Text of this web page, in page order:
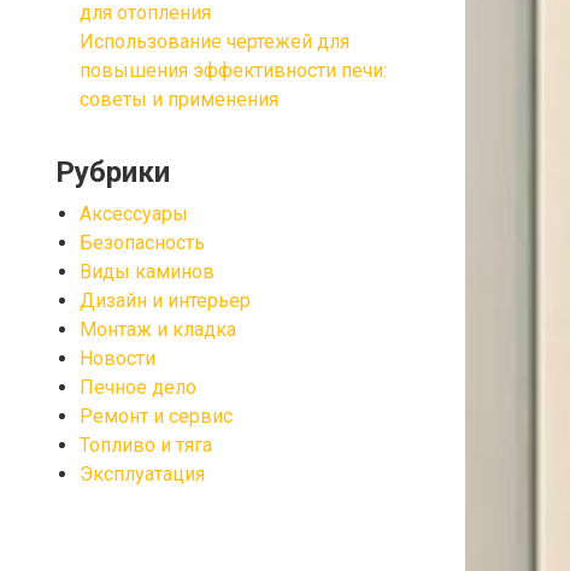
для отопления
Использование чертежей для
повышения эффективности печи:
советы и применения
Рубрики
Аксессуары
Безопасность
Виды каминов
Дизайн и интерьер
Монтаж и кладка
Новости
Печное дело
Ремонт и сервис
Топливо и тяга
Эксплуатация